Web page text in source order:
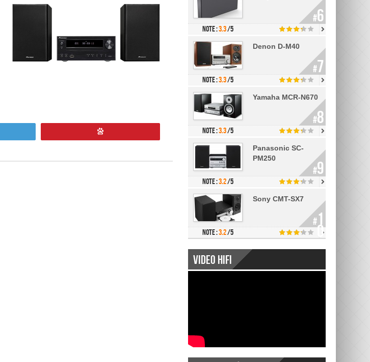
Note :3.3/5
#6
Denon D-M40
Note :3.3/5
#7
Yamaha MCR-N670
Note :3.3/5
#8
Panasonic SC-
PM250
Note :3.2/5
#9
Sony CMT-SX7
Note :3.2/5
#1
0
Video Hifi